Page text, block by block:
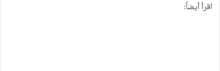
اقرأ أيضاً: